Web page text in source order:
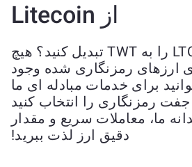
از Litecoin
نمی خواهید LTC را به TWT تبدیل کنید؟ هیچ
ارزهای رمزنگاری شده وجود
برای خدمات مبادله ای ما
جفت رمزنگاری را انتخاب کنید
ما، معاملات سریع و مقدار
دقیق ارز لذت ببرید!